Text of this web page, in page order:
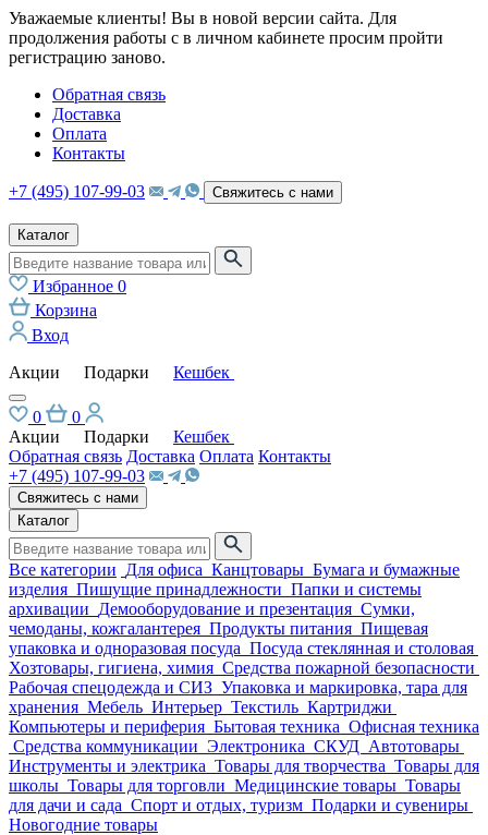
Уважаемые клиенты! Вы в новой версии сайта. Для
продолжения работы с в личном кабинете просим пройти
регистрацию заново.
Обратная связь
Доставка
Оплата
Контакты
+7 (495) 107-99-03 Свяжитесь с нами
Каталог
Избранное 0
Корзина
Вход
Акции
Подарки Кешбек
0
0
Акции
Подарки
Кешбек
Обратная связь Доставка Оплата Контакты
+7 (495) 107-99-03
Свяжитесь с нами
Каталог
Все категории Для офиса Канцтовары Бумага и бумажные
изделия Пишущие принадлежности Папки и системы
архивации Демооборудование и презентация Сумки,
чемоданы, кожгалантерея Продукты питания Пищевая
упаковка и одноразовая посуда Посуда стеклянная и столовая
Хозтовары, гигиена, химия Средства пожарной безопасности
Рабочая спецодежда и СИЗ Упаковка и маркировка, тара для
хранения Мебель Интерьер Текстиль Картриджи
Компьютеры и периферия Бытовая техника Офисная техника
Средства коммуникации Электроника СКУД Автотовары
Инструменты и электрика Товары для творчества Товары для
школы Товары для торговли Медицинские товары Товары
для дачи и сада Спорт и отдых, туризм Подарки и сувениры
Новогодние товары